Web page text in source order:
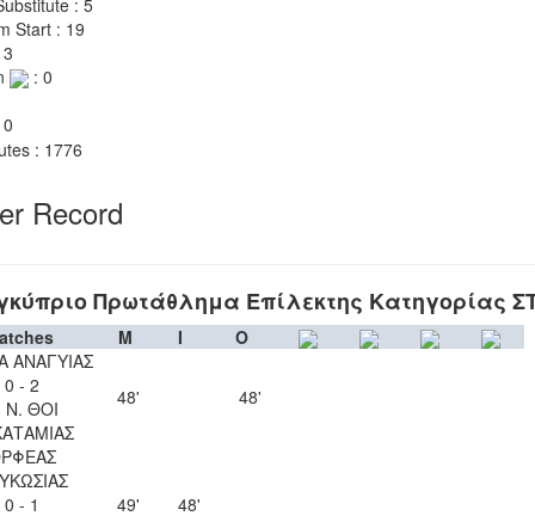
Start : 19
: 0
: 1776
Record
Πρωτάθλημα Επίλεκτης Κατηγορίας
M I
O
ΑΝΑΓΥΙΑΣ
0 - 2
Ν. ΘΟΙ
48' 48'
0 - 1
49' 48'